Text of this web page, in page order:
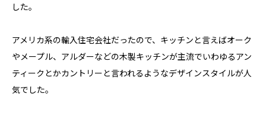
した。
アメリカ系の輸入住宅会社だったので、キッチンと言えばオーク
やメープル、アルダーなどの木製キッチンが主流でいわゆるアン
ティークとかカントリーと言われるようなデザインスタイルが人
気でした。